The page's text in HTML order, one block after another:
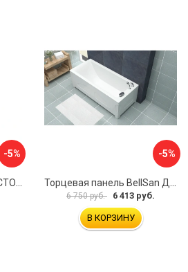
-5%
Экран под ванну PERFECTO LINEA 36-000157
-5%
Торцевая панель BellSan Даниелла 4627171531049
6 750 руб. 6 413 руб.
В КОРЗИНУ